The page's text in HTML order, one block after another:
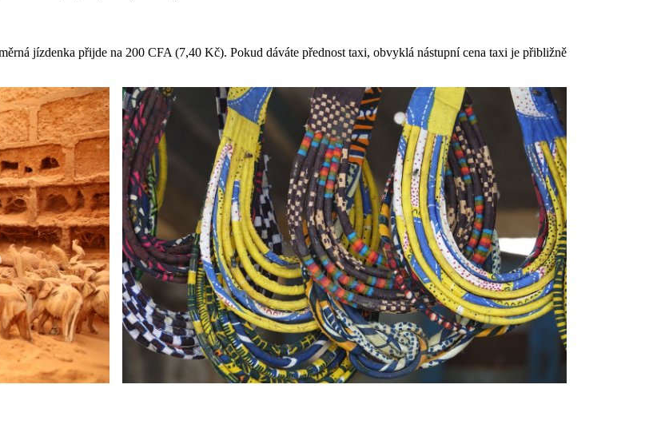
jízdenka přijde na 200 CFA (7,40 Kč). Pokud dáváte přednost taxi, obvyklá nástupní cena taxi je přibližně